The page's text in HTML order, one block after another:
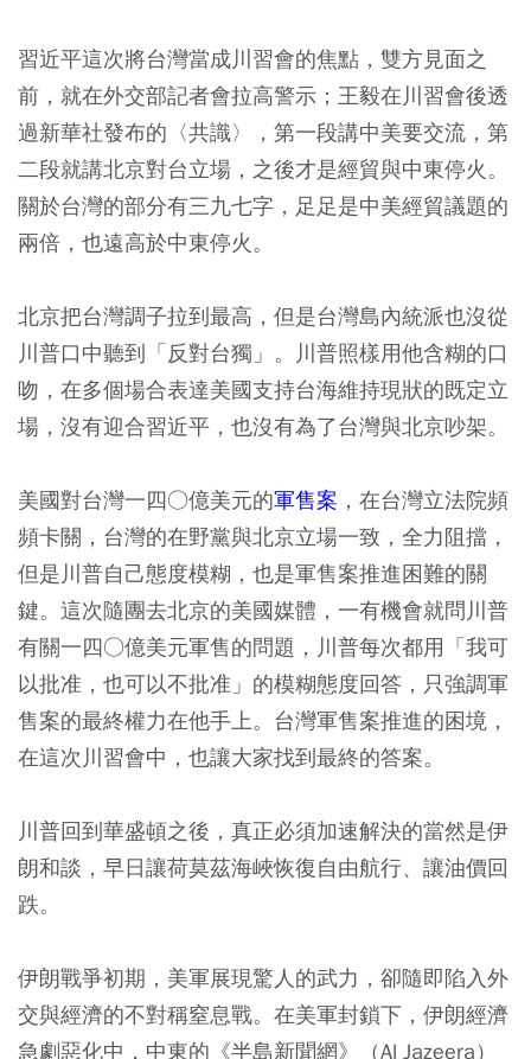
習近平這次將台灣當成川習會的焦點，雙方見面之
前，就在外交部記者會拉高警示；王毅在川習會後透
過新華社發布的〈共識〉，第一段講中美要交流，第
二段就講北京對台立場，之後才是經貿與中東停火。
關於台灣的部分有三九七字，足足是中美經貿議題的
兩倍，也遠高於中東停火。
北京把台灣調子拉到最高，但是台灣島內統派也沒從
川普口中聽到「反對台獨」。川普照樣用他含糊的口
吻，在多個場合表達美國支持台海維持現狀的既定立
場，沒有迎合習近平，也沒有為了台灣與北京吵架。
美國對台灣一四○億美元的軍售案 ，在台灣立法院頻
頻卡關，台灣的在野黨與北京立場一致，全力阻擋，
但是川普自己態度模糊，也是軍售案推進困難的關
鍵。這次隨團去北京的美國媒體，一有機會就問川普
有關一四○億美元軍售的問題，川普每次都用「我可
以批准，也可以不批准」的模糊態度回答，只強調軍
售案的最終權力在他手上。台灣軍售案推進的困境，
在這次川習會中，也讓大家找到最終的答案。
川普回到華盛頓之後，真正必須加速解決的當然是伊
朗和談，早日讓荷莫茲海峽恢復自由航行、讓油價回
跌。
伊朗戰爭初期，美軍展現驚人的武力，卻隨即陷入外
交與經濟的不對稱窒息戰。在美軍封鎖下，伊朗經濟
急劇惡化中，中東的《半島新聞網》（Al Jazeera）